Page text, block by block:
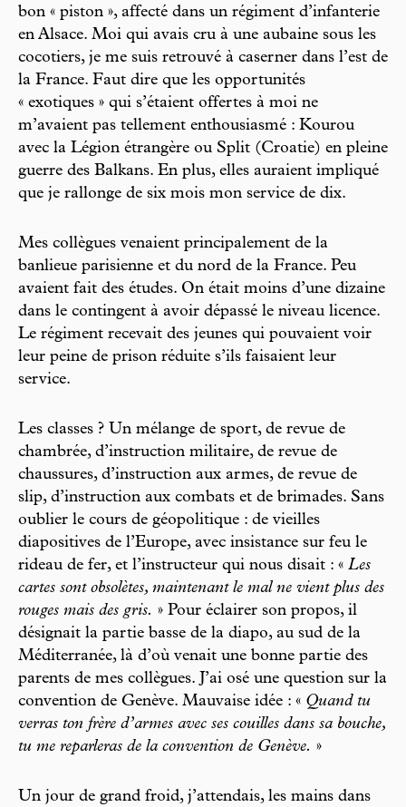
bon « piston », affecté dans un régiment d’infanterie
en Alsace. Moi qui avais cru à une aubaine sous les
cocotiers, je me suis retrouvé à caserner dans l’est de
la France. Faut dire que les opportunités
« exotiques » qui s’étaient offertes à moi ne
m’avaient pas tellement enthousiasmé : Kourou
avec la Légion étrangère ou Split (Croatie) en pleine
guerre des Balkans. En plus, elles auraient impliqué
que je rallonge de six mois mon service de dix.
Mes collègues venaient principalement de la
banlieue parisienne et du nord de la France. Peu
avaient fait des études. On était moins d’une dizaine
dans le contingent à avoir dépassé le niveau licence.
Le régiment recevait des jeunes qui pouvaient voir
leur peine de prison réduite s’ils faisaient leur
service.
Les classes ? Un mélange de sport, de revue de
chambrée, d’instruction militaire, de revue de
chaussures, d’instruction aux armes, de revue de
slip, d’instruction aux combats et de brimades. Sans
oublier le cours de géopolitique : de vieilles
diapositives de l’Europe, avec insistance sur feu le
rideau de fer, et l’instructeur qui nous disait : « Les
cartes sont obsolètes, maintenant le mal ne vient plus des
rouges mais des gris. » Pour éclairer son propos, il
désignait la partie basse de la diapo, au sud de la
Méditerranée, là d’où venait une bonne partie des
parents de mes collègues. J’ai osé une question sur la
convention de Genève. Mauvaise idée : « Quand tu
verras ton frère d’armes avec ses couilles dans sa bouche,
tu me reparleras de la convention de Genève. »
Un jour de grand froid, j’attendais, les mains dans